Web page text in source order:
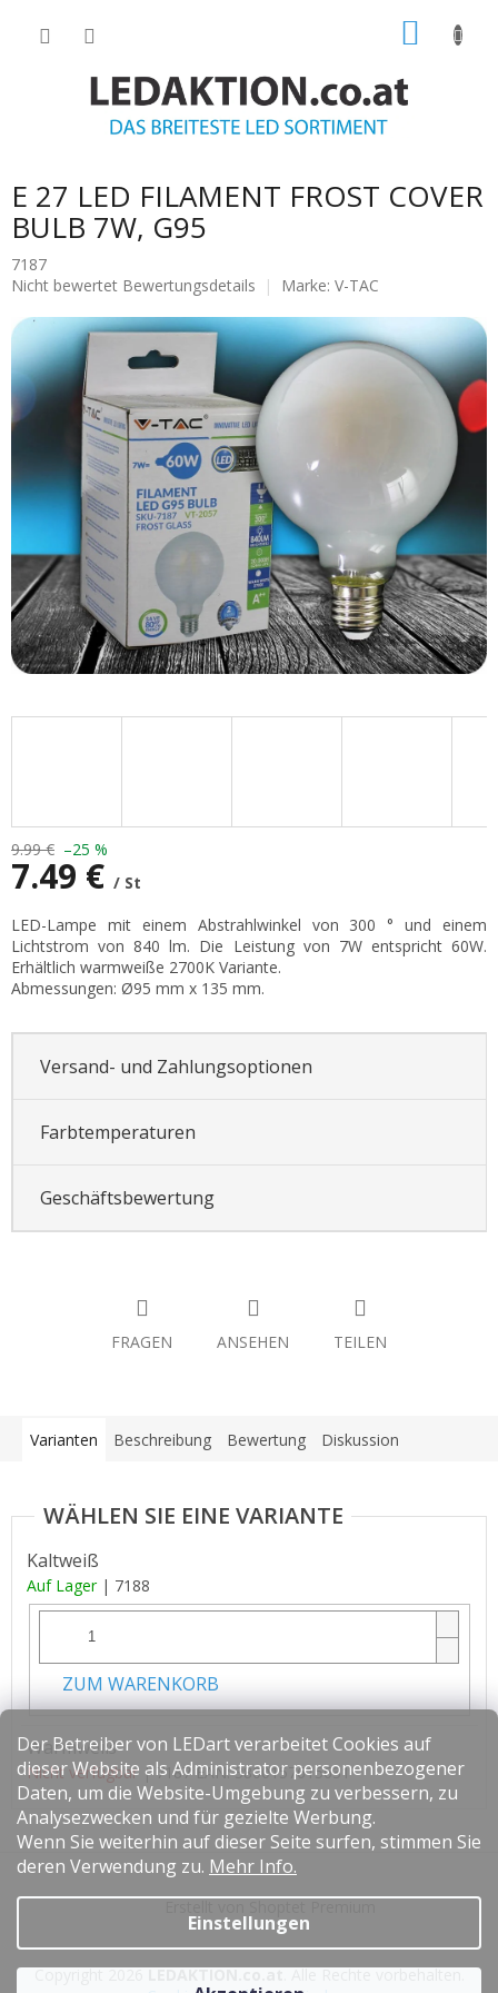
Der Betreiber von LEDart verarbeitet Cookies auf
dieser Website als Administrator personenbezogener
Daten, um die Website-Umgebung zu verbessern, zu
Analysezwecken und für gezielte Werbung.
Wenn Sie weiterhin auf dieser Seite surfen, stimmen Sie
deren Verwendung zu. Mehr Info.
Einstellungen
E 27 LED FILAMENT FROST COVER
BULB 7W, G95
7187
Die
Produktbewertung
0.0
von
5
Sternen.
Nicht bewertet Bewertungsdetails Marke: V-TAC
9.99 € –25 %
7.49 € / St
LED-Lampe mit einem Abstrahlwinkel von 300 ° und einem
Lichtstrom von 840 lm. Die Leistung von 7W entspricht 60W.
Erhältlich warmweiße 2700K Variante.
Abmessungen: Ø95 mm x 135 mm.
Versand- und Zahlungsoptionen
Farbtemperaturen
Geschäftsbewertung
FRAGEN ANSEHEN TEILEN
Varianten Beschreibung Bewertung Diskussion
Kaltweiß
Auf Lager | 7188
ZUM WARENKORB
Warmweiß
Nicht verfügbar | 7187EAN: 3800157615631
Copyright 2026LEDAKTION.co.at. Alle Rechte vorbehalten.